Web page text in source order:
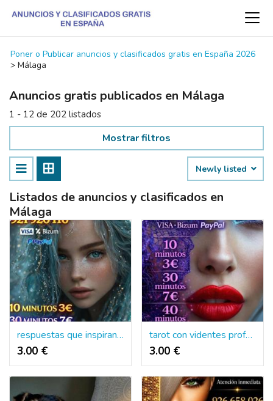
Poner o Publicar anuncios y clasificados gratis en España 2026
> Málaga
Anuncios gratis publicados en Málaga
1 - 12 de 202 listados
Mostrar filtros
Newly listed
Listados de anuncios y clasificados en
Málaga
respuestas que inspiran confianza
3.00 €
tarot con videntes profesionales
3.00 €